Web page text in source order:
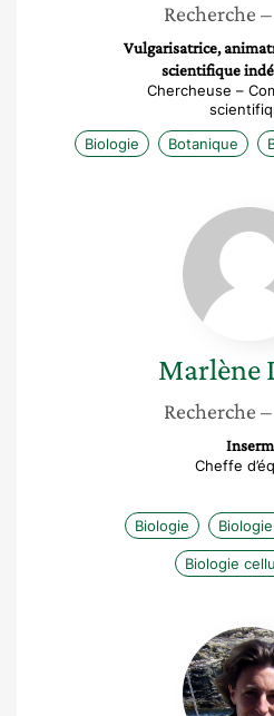
Recherche
Vulgarisatrice,
scientifique
Chercheuse –
Biologie
Botanique
Marlène
Recherche
Inserm
Cheffe
Biologie
Biologie